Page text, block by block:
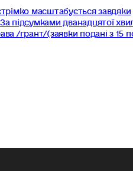
масштабується завдяки
підсумками дванадцятої
/грант/(заявки подані з 15